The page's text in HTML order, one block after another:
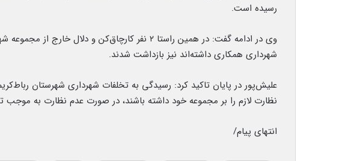
رسیده است.
وی در ادامه گفت: در همین راستا ۲ نفر کارچاق‌کن و دلال
شهرداری همکاری داشته‌اند نیز بازداشت شدند.
علیش‌پور در پایان تاکید کرد: رسیدگی به تخلفات شهرداری شهرستان
نظارت لازم را بر مجموعه خود داشته باشند، در صورت عدم نظارت به
انتهای پیام/